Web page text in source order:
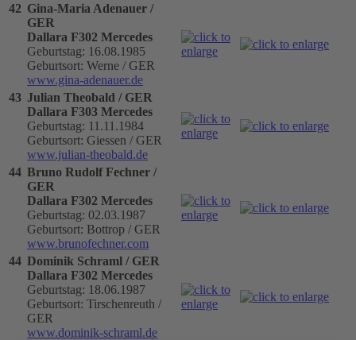
42 Gina-Maria Adenauer /
GER
Dallara F302 Mercedes
Geburtstag: 16.08.1985
Geburtsort: Werne / GER
www.gina-adenauer.de
43 Julian Theobald / GER
Dallara F303 Mercedes
Geburtstag: 11.11.1984
Geburtsort: Giessen / GER
www.julian-theobald.de
44 Bruno Rudolf Fechner /
GER
Dallara F302 Mercedes
Geburtstag: 02.03.1987
Geburtsort: Bottrop / GER
www.brunofechner.com
44 Dominik Schraml / GER
Dallara F302 Mercedes
Geburtstag: 18.06.1987
Geburtsort: Tirschenreuth /
GER
www.dominik-schraml.de